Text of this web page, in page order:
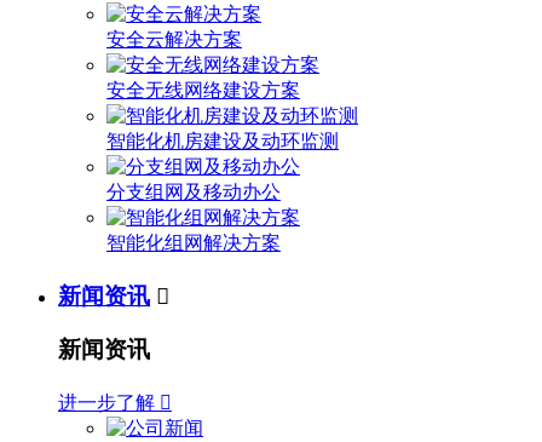
安全云解决方案
安全无线网络建设方案
智能化机房建设及动环监测
分支组网及移动办公
智能化组网解决方案
新闻资讯 
新闻资讯
进一步了解 